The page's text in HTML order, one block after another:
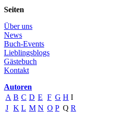
Seiten
Über uns
News
Buch-Events
Lieblingsblogs
Gästebuch
Kontakt
Autoren
A B C D E F G H I
J K L M N O P Q R